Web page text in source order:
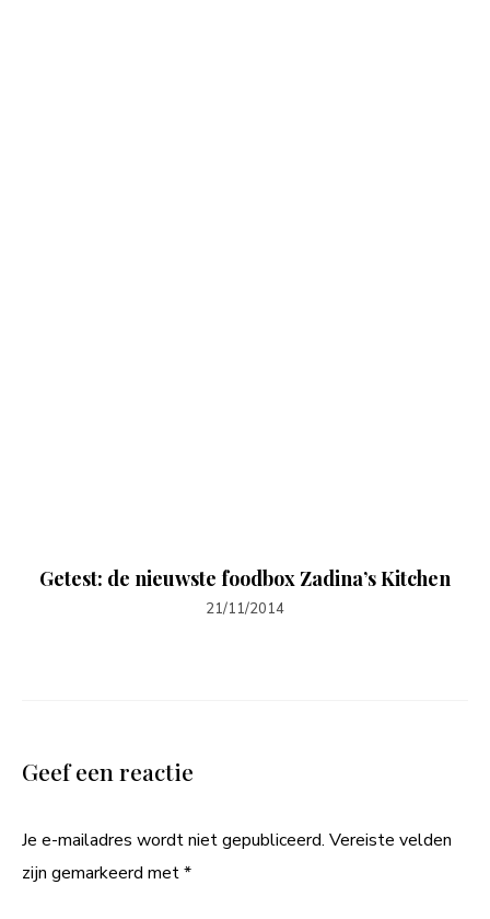
Getest: de nieuwste foodbox Zadina’s Kitchen
21/11/2014
Geef een reactie
Je e-mailadres wordt niet gepubliceerd. Vereiste velden
zijn gemarkeerd met*